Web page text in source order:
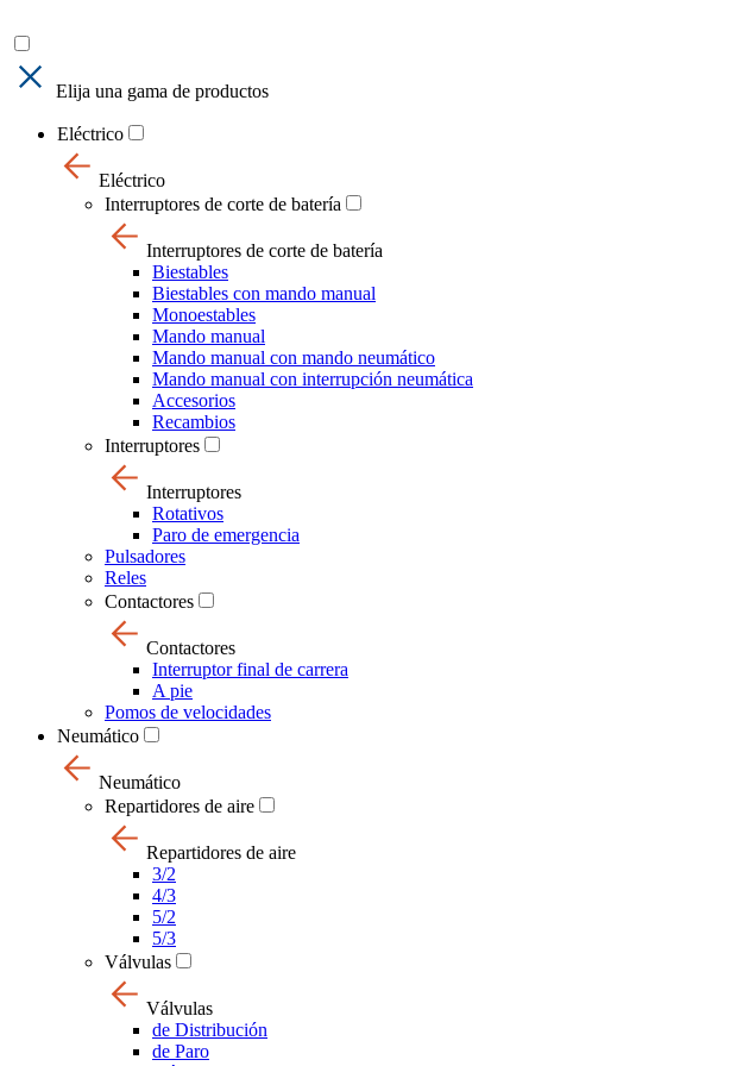
Elija una gama de productos
Eléctrico
Eléctrico
Interruptores de corte de batería
Interruptores de corte de batería
Biestables
Biestables con mando manual
Monoestables
Mando manual
Mando manual con mando neumático
Mando manual con interrupción neumática
Accesorios
Recambios
Interruptores
Interruptores
Rotativos
Paro de emergencia
Pulsadores
Reles
Contactores
Contactores
Interruptor final de carrera
A pie
Pomos de velocidades
Neumático
Neumático
Repartidores de aire
Repartidores de aire
3/2
4/3
5/2
5/3
Válvulas
Válvulas
de Distribución
de Paro